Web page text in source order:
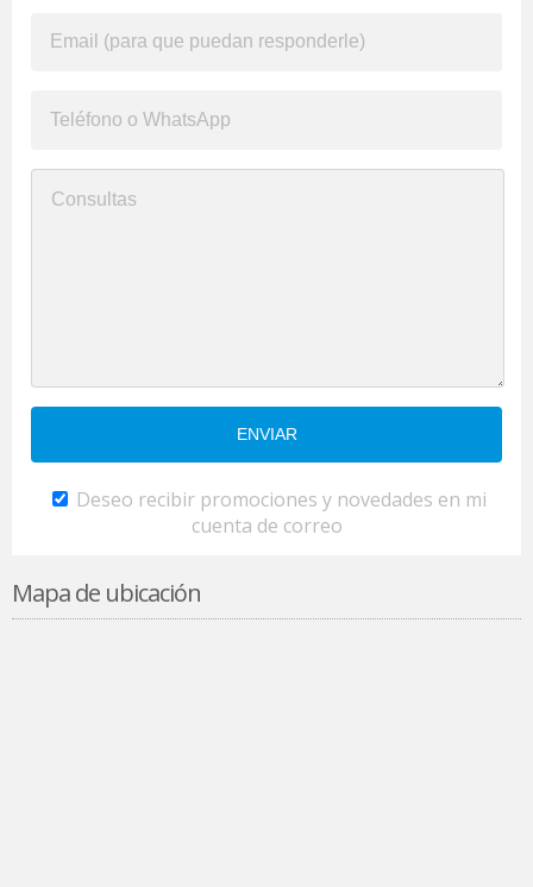
Deseo recibir promociones y novedades en mi
cuenta de correo
Mapa de ubicación